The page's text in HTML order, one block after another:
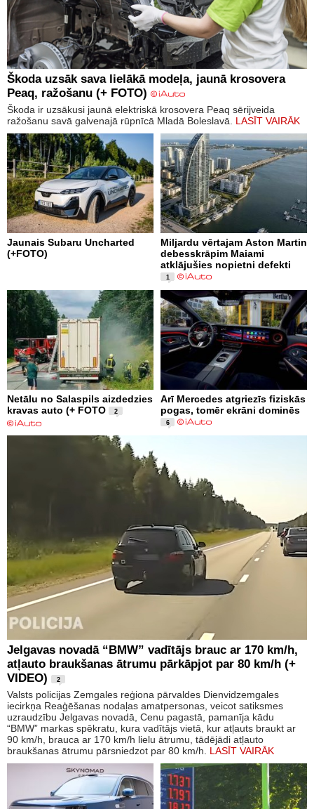
Škoda uzsāk sava lielākā modeļa, jaunā krosovera
Peaq, ražošanu (+ FOTO)
Škoda ir uzsākusi jaunā elektriskā krosovera Peaq sērijveida
ražošanu savā galvenajā rūpnīcā Mladā Boleslavā. LASĪT VAIRĀK
Jaunais Subaru Uncharted
(+FOTO)
Miljardu vērtajam Aston Martin
debesskrāpim Maiami
atklājušies nopietni defekti
1
Netālu no Salaspils aizdedzies
kravas auto (+ FOTO
2
Arī Mercedes atgriezīs fiziskās
pogas, tomēr ekrāni dominēs
6
Jelgavas novadā “BMW” vadītājs brauc ar 170 km/h,
atļauto braukšanas ātrumu pārkāpjot par 80 km/h (+
VIDEO)
2
Valsts policijas Zemgales reģiona pārvaldes Dienvidzemgales
iecirkņa Reaģēšanas nodaļas amatpersonas, veicot satiksmes
uzraudzību Jelgavas novadā, Cenu pagastā, pamanīja kādu
“BMW” markas spēkratu, kura vadītājs vietā, kur atļauts braukt ar
90 km/h, brauca ar 170 km/h lielu ātrumu, tādējādi atļauto
braukšanas ātrumu pārsniedzot par 80 km/h. LASĪT VAIRĀK